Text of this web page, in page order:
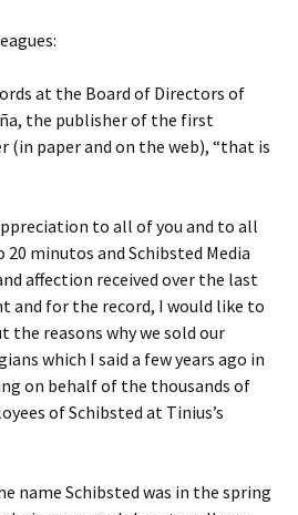
at the Board of Directors of
the publisher of the first
(in paper and on the web), “that is
to all of you and to all
minutos and Schibsted Media
affection received over the last
and for the record, I would like to
the reasons why we sold our
which I said a few years ago in
on behalf of the thousands of
of Schibsted at Tinius’s
name Schibsted was in the spring